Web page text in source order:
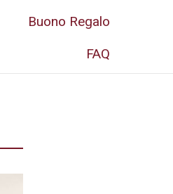
Buono Regalo
FAQ